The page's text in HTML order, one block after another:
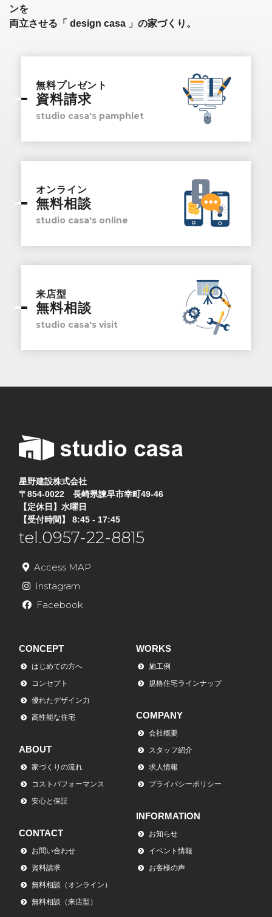
ンを
両立させる「 design casa 」の家づくり。
無料プレゼント
資料請求
studio casa's pamphlet
オンライン
無料相談
studio casa's online
来店型
無料相談
studio casa's visit
星野建設株式会社
〒854-0022 長崎県諫早市幸町49-46
【定休日】水曜日
【受付時間】 8:45 - 17:45
tel.0957-22-8815
Access MAP
Instagram
Facebook
CONCEPT
はじめての方へ
コンセプト
優れたデザイン力
高性能な住宅
ABOUT
家づくりの流れ
コストパフォーマンス
安心と保証
CONTACT
お問い合わせ
資料請求
無料相談（オンライン）
無料相談（来店型）
WORKS
施工例
規格住宅ラインナップ
COMPANY
会社概要
スタッフ紹介
求人情報
プライバシーポリシー
INFORMATION
お知らせ
イベント情報
お客様の声